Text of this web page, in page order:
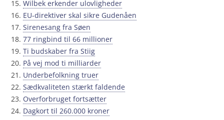
Wilbek erkender ulovligheder
EU-direktiver skal sikre Gudenåen
Sirenesang fra Søen
77 ringbind til 66 millioner
Ti budskaber fra Stiig
På vej mod ti milliarder
Underbefolkning truer
Sædkvaliteten stærkt faldende
Overforbruget fortsætter
Dagkort til 260.000 kroner